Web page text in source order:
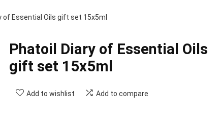
of Essential Oils gift set 15x5ml
Phatoil Diary of Essential Oils
gift set 15x5ml
Add to wishlist Add to compare